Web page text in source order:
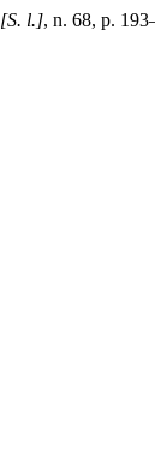
[S. l.], n. 68, p.